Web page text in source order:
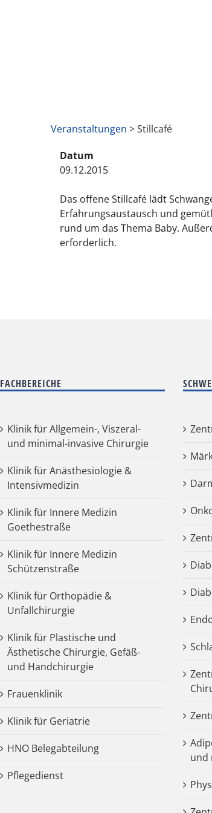
Veranstaltungen > Stillcafé
Datum
09.12.2015
Das offene Stillcafé lädt
Erfahrungsaustausch und
rund um das Thema Baby.
erforderlich.
FACHBEREICHE
Klinik für Allgemein-, Viszeral-
und minimal-invasive Chirurgie
Klinik für Anästhesiologie &
Intensivmedizin
Klinik für Innere Medizin
Goethestraße
Klinik für Innere Medizin
Schützenstraße
Klinik für Orthopädie &
Unfallchirurgie
Klinik für Plastische und
Ästhetische Chirurgie, Gefäß-
und Handchirurgie
Frauenklinik
Klinik für Geriatrie
HNO Belegabteilung
Pflegedienst
und